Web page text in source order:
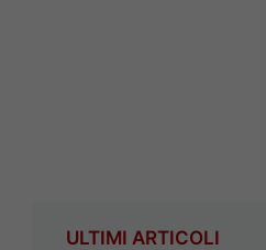
ULTIMI ARTICOLI